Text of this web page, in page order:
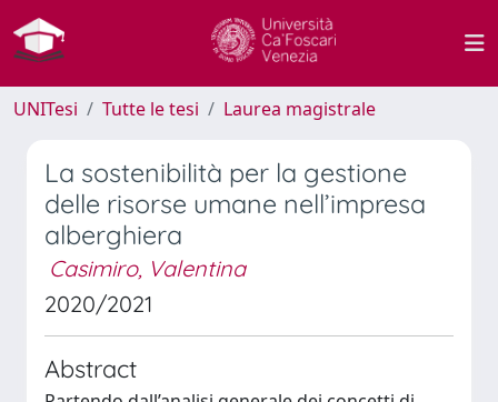
UNITesi Tutte le tesi Laurea magistrale
La sostenibilità per la gestione
delle risorse umane nell’impresa
alberghiera
Casimiro, Valentina
2020/2021
Abstract